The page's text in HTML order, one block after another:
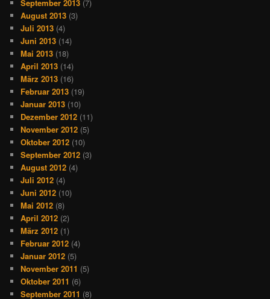
September 2013 (7)
August 2013 (3)
Juli 2013 (4)
Juni 2013 (14)
Mai 2013 (18)
April 2013 (14)
März 2013 (16)
Februar 2013 (19)
Januar 2013 (10)
Dezember 2012 (11)
November 2012 (5)
Oktober 2012 (10)
September 2012 (3)
August 2012 (4)
Juli 2012 (4)
Juni 2012 (10)
Mai 2012 (8)
April 2012 (2)
März 2012 (1)
Februar 2012 (4)
Januar 2012 (5)
November 2011 (5)
Oktober 2011 (6)
September 2011 (8)